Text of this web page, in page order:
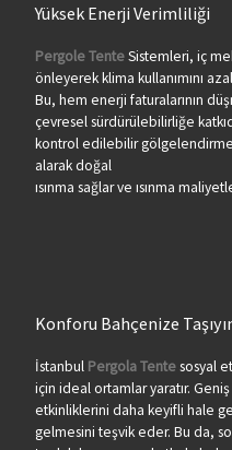
Yüksek Enerji Verimliliği
Pergole TenteSistemleri, iç
önleyerek klima kullanımını
Bu, hem enerji faturalarının
çevresel sürdürülebilirliğe
kontrol edilebilir gölgelendirme
alarak doğal
ısınma sağlar ve ısınma
Konforu Bahçenize
İstanbul Pergola Tentesosyal
için ideal ortamlar yaratır.
etkinliklerini daha keyifli hale
gelmesini teşvik eder. Bu da,